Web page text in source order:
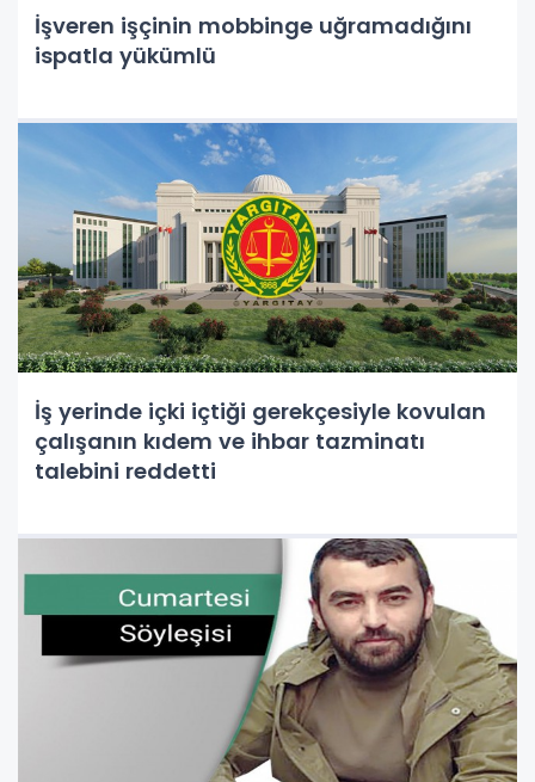
İşveren işçinin mobbinge uğramadığını
ispatla yükümlü
İş yerinde içki içtiği gerekçesiyle kovulan
çalışanın kıdem ve ihbar tazminatı
talebini reddetti